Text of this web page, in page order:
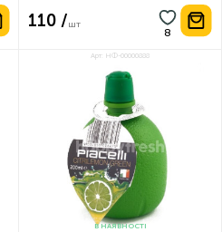
110 /шт
Арт: НФ-00000888
В НАЯВНОСТІ